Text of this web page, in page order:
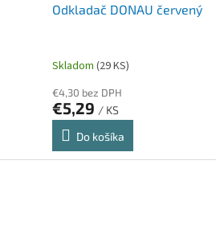
Odkladač DONAU červený
Skladom (29 KS)
€4,30 bez DPH
€5,29 / KS
Do košíka